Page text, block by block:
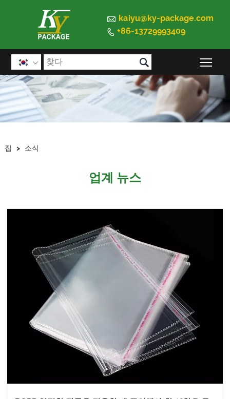
 kaiyu@ky-package.com
 +86-13729993409
 
집 > 소식
업계 뉴스